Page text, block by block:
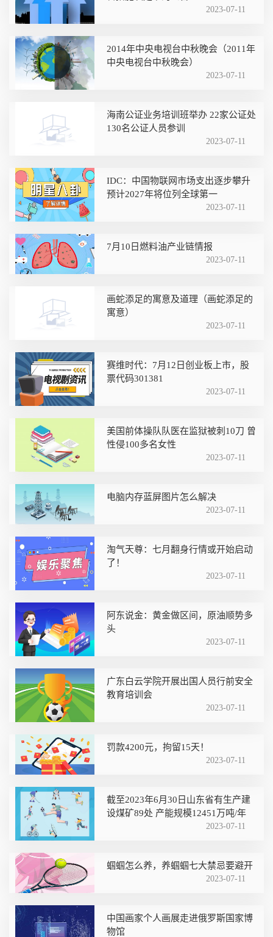
2023-07-11
2014年中央电视台中秋晚会（2011年
中央电视台中秋晚会）
2023-07-11
海南公证业务培训班举办 22家公证处
130名公证人员参训
2023-07-11
IDC：中国物联网市场支出逐步攀升
预计2027年将位列全球第一
2023-07-11
7月10日燃料油产业链情报
2023-07-11
画蛇添足的寓意及道理（画蛇添足的
寓意）
2023-07-11
赛维时代：7月12日创业板上市，股
票代码301381
2023-07-11
美国前体操队队医在监狱被刺10刀 曾
性侵100多名女性
2023-07-11
电脑内存蓝屏图片怎么解决
2023-07-11
淘气天尊：七月翻身行情或开始启动
了！
2023-07-11
阿东说金：黄金做区间，原油顺势多
头
2023-07-11
广东白云学院开展出国人员行前安全
教育培训会
2023-07-11
罚款4200元，拘留15天！
2023-07-11
截至2023年6月30日山东省有生产建
设煤矿89处 产能规模12451万吨/年
2023-07-11
蝈蝈怎么养，养蝈蝈七大禁忌要避开
2023-07-11
中国画家个人画展走进俄罗斯国家博
物馆